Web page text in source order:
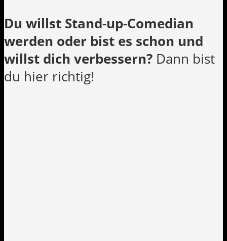
Du willst Stand-up-Comedian
werden oder bist es schon und
willst dich verbessern? Dann bist
du hier richtig!